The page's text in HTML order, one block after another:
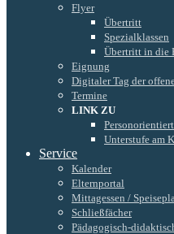
Flyer
Übertritt
Spezialklassen
Übertritt in die
Eignung
Digitaler Tag der
Termine
LINK ZU
Unterstufe am
Service
Kalender
Elternportal
Mittagessen /
Schließfächer
Pädagogisch-